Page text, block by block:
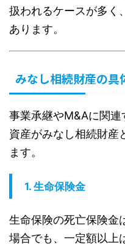
扱われるケースが多く
あります。
みなし相続財産の具
事業承継やM&Aに関
資産がみなし相続財産
ます。
1. 生命保険金
生命保険の死亡保険金
場合でも、一定額以上